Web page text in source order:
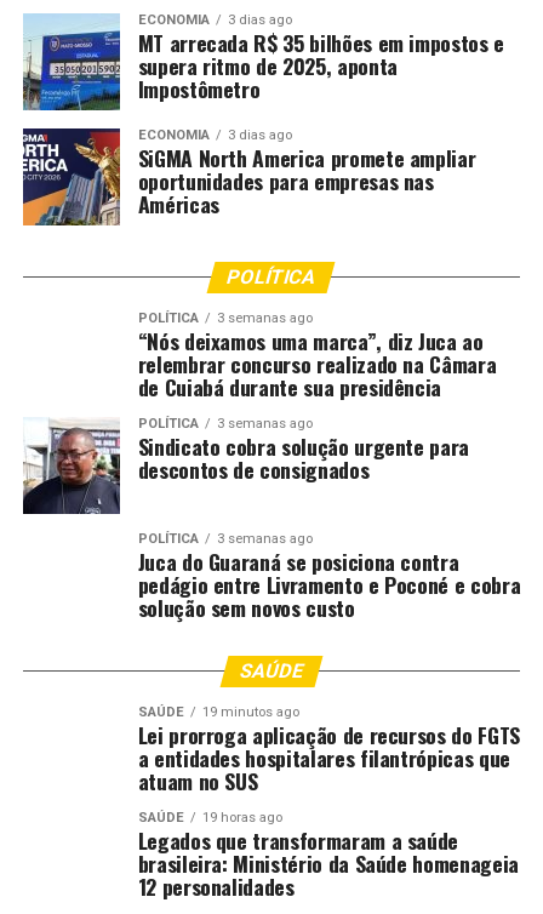
conscientização para cariocas e turistas até o dia 22 de
fevereiro, e a divulgação de posts de conscientização nas
redes sociais, que reforçam a importância da
colaboração do público e orientam para que não subam
nos monumentos, não urinem nem pratiquem qualquer
forma de depredação dos bens históricos.
Fonte: EBC Cultura
Comentários
RELATED TOPICS:
DESTAQUE
PRESERVAREM
RIO
Carnaval: segundo dia do Grupo Especial promete
sacudir a Sapucaí
DON'T MISS
Carnaval em Salvador: 700 atrações em circuitos
oficiais e 520 shows
ECONOMIA 3 dias ago
MT arrecada R$ 35 bilhões em impostos e
supera ritmo de 2025, aponta
Impostômetro
ECONOMIA 3 dias ago
SiGMA North America promete ampliar
oportunidades para empresas nas
Américas
POLÍTICA
POLÍTICA 3 semanas ago
“Nós deixamos uma marca”, diz Juca ao
relembrar concurso realizado na Câmara
de Cuiabá durante sua presidência
POLÍTICA 3 semanas ago
Sindicato cobra solução urgente para
descontos de consignados
POLÍTICA 3 semanas ago
Juca do Guaraná se posiciona contra
pedágio entre Livramento e Poconé e cobra
solução sem novos custo
SAÚDE
SAÚDE 19 minutos ago
Lei prorroga aplicação de recursos do FGTS
a entidades hospitalares filantrópicas que
atuam no SUS
SAÚDE 19 horas ago
Legados que transformaram a saúde
brasileira: Ministério da Saúde homenageia
12 personalidades